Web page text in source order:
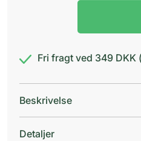
40
antal
Fri fragt ved 349
Beskrivelse
Detaljer